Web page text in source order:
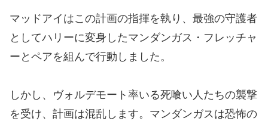
マッドアイはこの計画の指揮を執り、最強の守護者
としてハリーに変身したマンダンガス・フレッチャ
ーとペアを組んで行動しました。
しかし、ヴォルデモート率いる死喰い人たちの襲撃
を受け、計画は混乱します。マンダンガスは恐怖の